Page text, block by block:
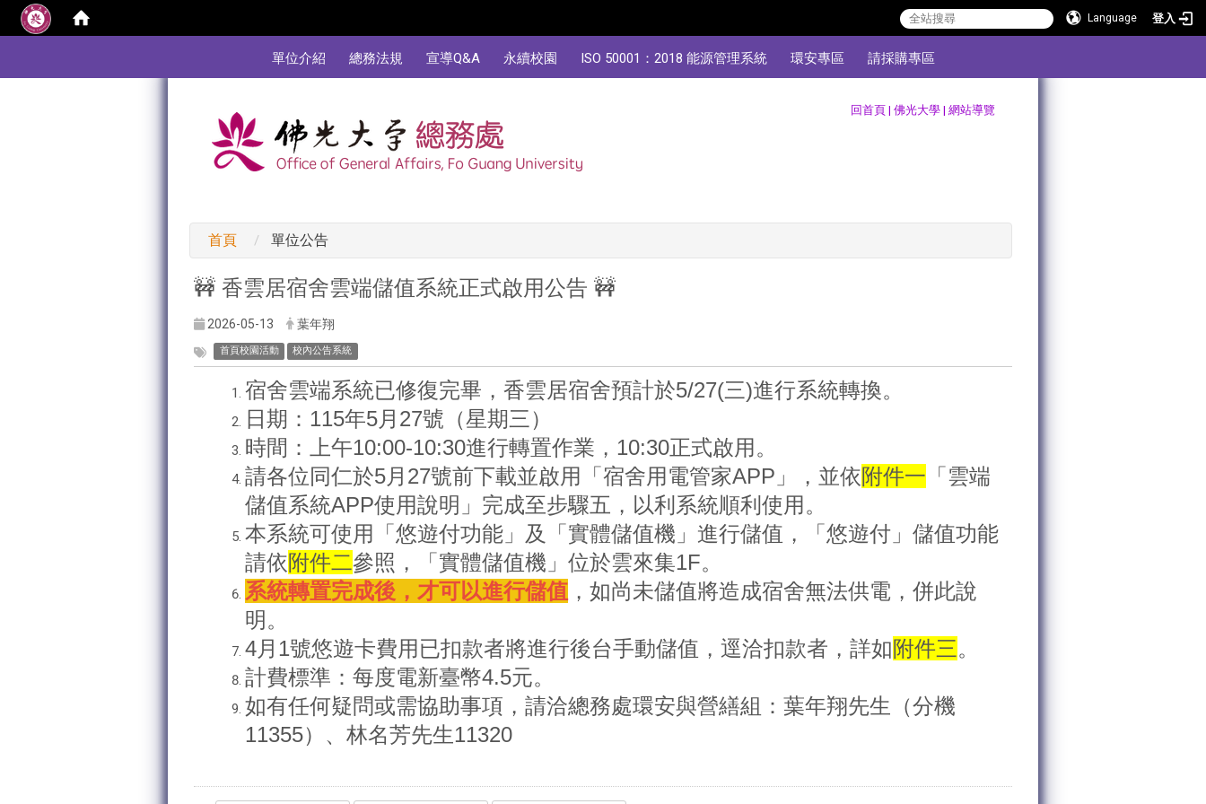
Language 登入
單位介紹
總務法規 宣導Q&A 永續校園 ISO 50001：2018 能源管理系統 環安專區 請採購專區
回首頁| 佛光大學| 網站導覽
首頁 單位公告
🚧香雲居宿舍雲端儲值系統正式啟用公告 🚧
2026-05-13 葉年翔
首頁校園活動 校內公告系統
宿舍雲端系統已修復完畢，香雲居宿舍預計於5/27(三)進行系統轉換。
日期： 115年5月 27號（星期三）
時間：上午10:00-10:30進行轉置作業， 10:30正式啟用。
請各位同仁於5月 27號前下載並啟用「宿舍用電管家APP 」，並依附件一 「雲端
儲值系統APP使用說明」完成至步驟五，以利系統順利使用。
本系統可使用「悠遊付功能」及「實體儲值機」進行儲值，「悠遊付」儲值功能
請依附件二參照，「實體儲值機」位於雲來集1F。
系統轉置完成後， 才可以進行儲值 ，如尚未儲值將造成宿舍無法供電，併此說
明。
4月 1號悠遊卡費用已扣款者將進行後台手動儲值，逕洽扣款者，詳如附件三。
計費標準：每度電新臺幣4.5元。
如有任何疑問或需協助事項，請洽總務處環安與營繕組：葉年翔先生（分機
11355）、林名芳先生11320